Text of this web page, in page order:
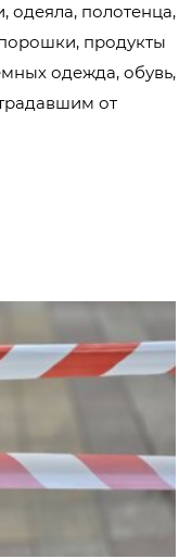
одеяла, полотенца,
продукты
одежда, обувь,
от